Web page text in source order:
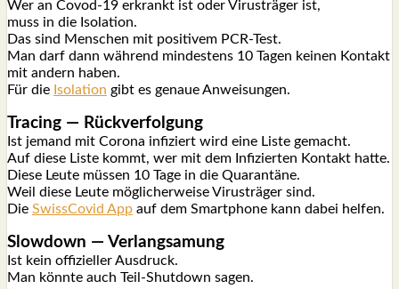
Wer an Covod-19 erkrankt ist oder Virus­trä­ger ist,
muss in die Iso­la­ti­on.
Das sind Men­schen mit posi­ti­vem PCR-Test.
Man darf dann wäh­rend min­des­tens 10 Tagen kei­nen Kon­takt
mit andern haben.
Für die Iso­la­ti­on gibt es genaue Anwei­sun­gen.
Tra­cing — Rück­ver­fol­gung
Ist jemand mit Coro­na infi­ziert wird eine Lis­te gemacht.
Auf die­se Lis­te kommt, wer mit dem Infi­zier­ten Kon­takt hat­te.
Die­se Leu­te müs­sen 10 Tage in die Qua­ran­tä­ne.
Weil die­se Leu­te mög­li­cher­wei­se Virus­trä­ger sind.
Die Swiss­Co­vid App auf dem Smart­phone kann dabei hel­fen.
Slow­down — Ver­lang­sa­mung
Ist kein offi­zi­el­ler Aus­druck.
Man könn­te auch Teil-Shut­down sagen.